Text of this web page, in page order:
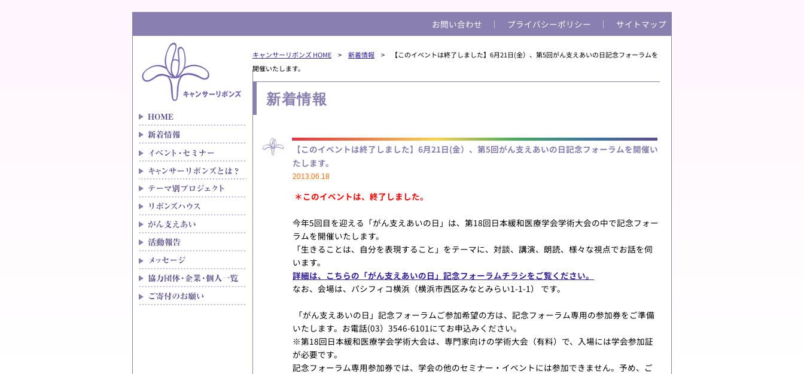
お問い合わせ │ プライバシーポリシー │ サイトマップ
キャンサーリボンズ HOME > 新着情報 > 【このイベントは終了しました】6月21日(金）、第5回がん支えあいの日記念フォーラムを
開催いたします。
新着情報
【このイベントは終了しました】6月21日(金）、第5回がん支えあいの日記念フォーラムを開催い
たします。
2013.06.18
＊このイベントは、終了しました。
今年5回目を迎える「がん支えあいの日」は、第18回日本緩和医療学会学術大会の中で記念フォー
ラムを開催いたします。
「生きることは、自分を表現すること」をテーマに、対談、講演、朗読、様々な視点でお話を伺
います。
詳細は、こちらの「がん支えあいの日」記念フォーラムチラシをご覧ください。
なお、会場は、パシフィコ横浜（横浜市西区みなとみらい1-1-1） です。
「がん支えあいの日」記念フォーラムご参加希望の方は、記念フォーラム専用の参加券をご準備
いたします。お電話(03）3546-6101にてお申込みください。
※第18回日本緩和医療学会学術大会は、専門家向けの学術大会（有料）で、入場には学会参加証
が必要です。
記念フォーラム専用参加券では、学会の他のセミナー・イベントには参加できません。予め、ご